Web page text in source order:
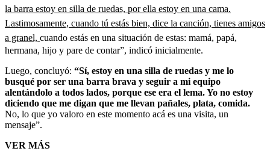
la barra estoy en silla de ruedas, por ella estoy en una cama.
Lastimosamente, cuando tú estás bien, dice la canción, tienes amigos
a granel, cuando estás en una situación de estas: mamá, papá,
hermana, hijo y pare de contar”, indicó inicialmente.
Luego, concluyó: “Sí, estoy en una silla de ruedas y me lo
busqué por ser una barra brava y seguir a mi equipo
alentándolo a todos lados, porque ese era el lema. Yo no estoy
diciendo que me digan que me llevan pañales, plata, comida.
No, lo que yo valoro en este momento acá es una visita, un
mensaje”.
VER MÁS